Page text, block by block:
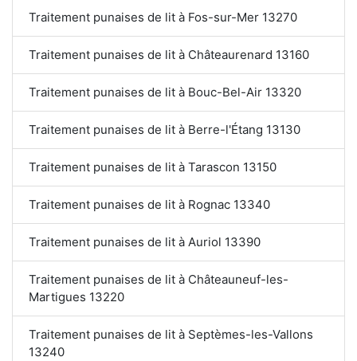
Traitement punaises de lit à Fos-sur-Mer 13270
Traitement punaises de lit à Châteaurenard 13160
Traitement punaises de lit à Bouc-Bel-Air 13320
Traitement punaises de lit à Berre-l'Étang 13130
Traitement punaises de lit à Tarascon 13150
Traitement punaises de lit à Rognac 13340
Traitement punaises de lit à Auriol 13390
Traitement punaises de lit à Châteauneuf-les-
Martigues 13220
Traitement punaises de lit à Septèmes-les-Vallons
13240